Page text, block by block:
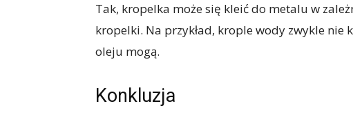
Tak, kropelka może się kleić do metalu w
kropelki. Na przykład, krople wody zwykle
oleju mogą.
Konkluzja